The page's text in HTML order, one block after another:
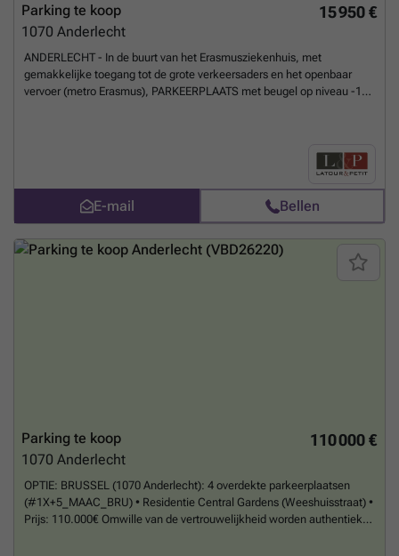
15 950 €
Parking te koop
1070 Anderlecht
ANDERLECHT - In de buurt van het Erasmusziekenhuis, met
gemakkelijke toegang tot de grote verkeersaders en het openbaar
vervoer (metro Erasmus), PARKEERPLAATS met beugel op niveau -1
locatie voor investeerders of particulieren. Te ontdekken bij L&P!
Meer
E-mail Bellen
110 000 €
Parking te koop
1070 Anderlecht
OPTIE: BRUSSEL (1070 Anderlecht): 4 overdekte parkeerplaatsen
(#1X+5_MAAC_BRU) • Residentie Central Gardens (Weeshuisstraat) •
Prijs: 110.000€ Omwille van de vertrouwelijkheid worden authentieke